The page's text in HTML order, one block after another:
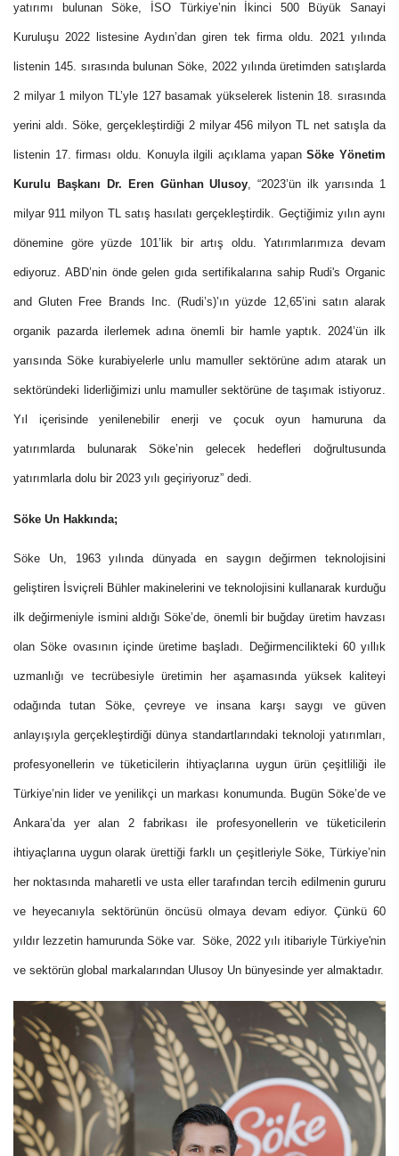
yatırımı bulunan Söke, İSO Türkiye’nin İkinci 500 Büyük Sanayi
Kuruluşu 2022 listesine Aydın’dan giren tek firma oldu. 2021 yılında
listenin 145. sırasında bulunan Söke, 2022 yılında üretimden satışlarda
2 milyar 1 milyon TL’yle 127 basamak yükselerek listenin 18. sırasında
yerini aldı. Söke, gerçekleştirdiği 2 milyar 456 milyon TL net satışla da
listenin 17. firması oldu. Konuyla ilgili açıklama yapanSöke Yönetim
Kurulu Başkanı Dr. Eren Günhan Ulusoy, “2023’ün ilk yarısında 1
milyar 911 milyon TL satış hasılatı gerçekleştirdik. Geçtiğimiz yılın aynı
dönemine göre yüzde 101’lik bir artış oldu. Yatırımlarımıza devam
ediyoruz. ABD’nin önde gelen gıda sertifikalarına sahip Rudi's Organic
and Gluten Free Brands Inc. (Rudi’s)’ın yüzde 12,65’ini satın alarak
organik pazarda ilerlemek adına önemli bir hamle yaptık. 2024’ün ilk
yarısında Söke kurabiyelerle unlu mamuller sektörüne adım atarak un
sektöründeki liderliğimizi unlu mamuller sektörüne de taşımak istiyoruz.
Yıl içerisinde yenilenebilir enerji ve çocuk oyun hamuruna da
yatırımlarda bulunarak Söke’nin gelecek hedefleri doğrultusunda
yatırımlarla dolu bir 2023 yılı geçiriyoruz” dedi.
Söke Un Hakkında;
Söke Un, 1963 yılında dünyada en saygın değirmen teknolojisini
geliştiren İsviçreli Bühler makinelerini ve teknolojisini kullanarak kurduğu
ilk değirmeniyle ismini aldığı Söke’de, önemli bir buğday üretim havzası
olan Söke ovasının içinde üretime başladı. Değirmencilikteki 60 yıllık
uzmanlığı ve tecrübesiyle üretimin her aşamasında yüksek kaliteyi
odağında tutan Söke, çevreye ve insana karşı saygı ve güven
anlayışıyla gerçekleştirdiği dünya standartlarındaki teknoloji yatırımları,
profesyonellerin ve tüketicilerin ihtiyaçlarına uygun ürün çeşitliliği ile
Türkiye’nin lider ve yenilikçi un markası konumunda. Bugün Söke’de ve
Ankara’da yer alan 2 fabrikası ile profesyonellerin ve tüketicilerin
ihtiyaçlarına uygun olarak ürettiği farklı un çeşitleriyle Söke, Türkiye’nin
her noktasında maharetli ve usta eller tarafından tercih edilmenin gururu
ve heyecanıyla sektörünün öncüsü olmaya devam ediyor. Çünkü 60
yıldır lezzetin hamurunda Söke var. Söke, 2022 yılı itibariyle Türkiye'nin
ve sektörün global markalarından Ulusoy Un bünyesinde yer almaktadır.